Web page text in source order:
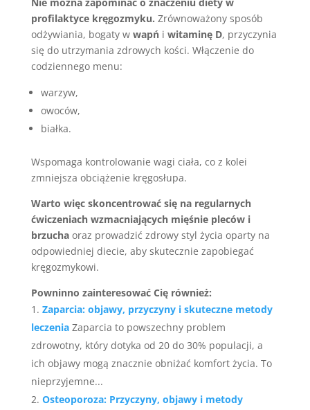
profilaktyce kręgozmyku. Zrównoważony sposób
odżywiania, bogaty w wapńi witaminę D, przyczynia
się do utrzymania zdrowych kości. Włączenie do
codziennego menu:
warzyw,
owoców,
białka.
Wspomaga kontrolowanie wagi ciała, co z kolei
zmniejsza obciążenie kręgosłupa.
Warto więc skoncentrować się na regularnych
ćwiczeniach wzmacniających mięśnie pleców i
brzuchaoraz prowadzić zdrowy styl życia oparty na
odpowiedniej diecie, aby skutecznie zapobiegać
kręgozmykowi.
Powninno zainteresować Cię również:
Zaparcia: objawy, przyczyny i skuteczne metody
leczenia Zaparcia to powszechny problem
zdrowotny, który dotyka od 20 do 30% populacji, a
ich objawy mogą znacznie obniżać komfort życia. To
nieprzyjemne...
Osteoporoza: Przyczyny, objawy i metody